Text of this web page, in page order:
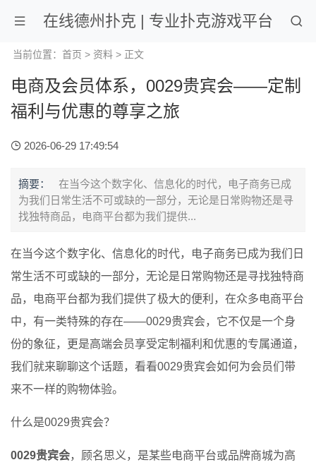
在线德州扑克 | 专业扑克游戏平台
当前位置： 首页 > 资料 > 正文
电商及会员体系，0029贵宾会——定制
福利与优惠的尊享之旅
2026-06-29 17:49:54
摘要：
在当今这个数字化、信息化的时代，电子商务已成
为我们日常生活不可或缺的一部分，无论是日常购物还是寻
找独特商品，电商平台都为我们提供...
在当今这个数字化、信息化的时代，电子商务已成为我们日
常生活不可或缺的一部分，无论是日常购物还是寻找独特商
品，电商平台都为我们提供了极大的便利，在众多电商平台
中，有一类特殊的存在——0029贵宾会，它不仅是一个身
份的象征，更是高端会员享受定制福利和优惠的专属通道，
我们就来聊聊这个话题，看看0029贵宾会如何为会员们带
来不一样的购物体验。
什么是0029贵宾会？
0029贵宾会，顾名思义，是某些电商平台或品牌商城为高